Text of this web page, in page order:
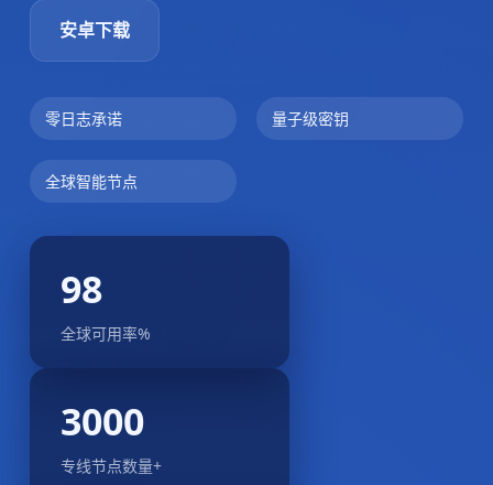
安卓下载
零日志承诺 量子级密钥
全球智能节点
98
全球可用率%
3000
专线节点数量+